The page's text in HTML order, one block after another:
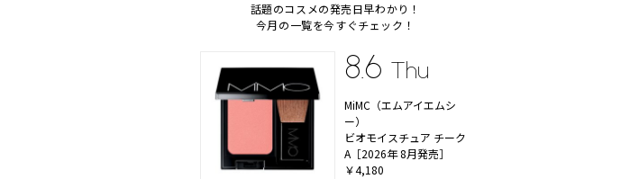
話題のコスメの発売日早わかり！
今月の一覧を今すぐチェック！
8.6 Thu
MiMC（エムアイエムシ
ー）
ビオモイスチュア チーク
A［2026年 8月発売］
￥4,180